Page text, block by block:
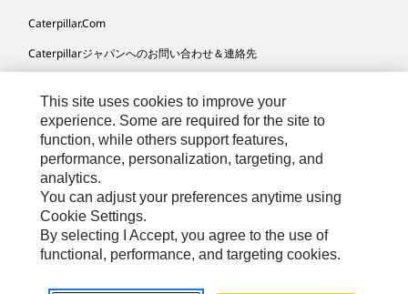
Caterpillar.com
Caterpillarジャパンへのお問い合わせ＆連絡先
サイト･マップ
Cookie Settings
法的事項
プライバシー
This site uses cookies to improve your
experience. Some are required for the site to
function, while others support features,
performance, personalization, targeting, and
analytics.
You can adjust your preferences anytime using
Cookie Settings.
By selecting I Accept, you agree to the use of
functional, performance, and targeting cookies.